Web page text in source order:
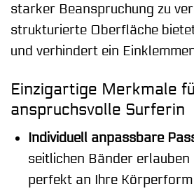
starker Beanspruchung zu
strukturierte Oberfläche
und verhindert ein
Einzigartige Merkmale
anspruchsvolle Surferin
Individuell anpassbare
seitlichen Bänder erlauben
perfekt an Ihre